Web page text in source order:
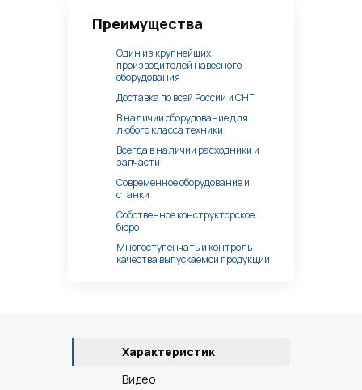
Преимущества
Один из крупнейших
производителей навесного
оборудования
Доставка по всей России и СНГ
В наличии оборудование для
любого класса техники
Всегда в наличии расходники и
запчасти
Современное оборудование и
станки
Собственное конструкторское
бюро
Многоступенчатый контроль
качества выпускаемой продукции
Характеристик
Видео